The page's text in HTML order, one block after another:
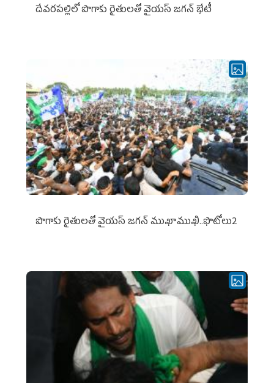
దేవరపల్లిలో పొగాకు రైతులతో వైయస్ జగన్ భేటీ
పొగాకు రైతుల‌తో వైయ‌స్ జ‌గ‌న్ ముఖాముఖి..ఫొటోలు2